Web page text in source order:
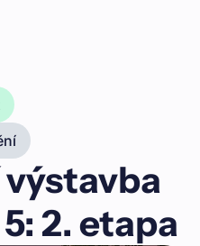
2. etapa